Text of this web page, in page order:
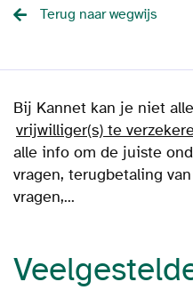
Terug naar wegwijs
Bij Kannet kan je niet
vrijwilliger(s) te
alle info om de juiste
vragen, terugbetaling
vragen,...